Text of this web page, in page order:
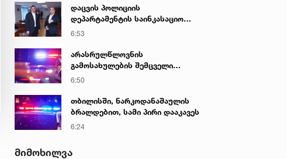
დისკრედიტაციულ კამპანიასთან
დაკავშირებით საბოტაჟის
დაცვის პოლიციის
დეპარტამენტის საინკასაციო
მომსახურების ხარისხის
უსაფრთხოების გაძლიერების
მიზნით, მონიტორინგის ახალი
6:53
არასრულწლოვნის
გამოსახულების შემცველი
პორნოგრაფიული ნაწარმოების
გავრცელებისთვის
არასრულწლოვანი დააკავეს
6:50
თბილისში, ნარკოდანაშაულის
ბრალდებით, სამი პირი დააკავეს
6:24
მიმოხილვა